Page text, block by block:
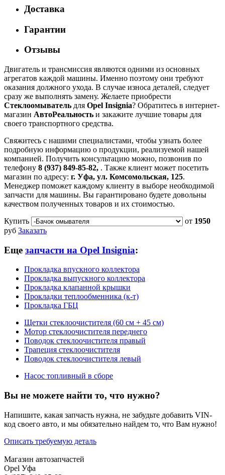
Доставка
Гарантии
Отзывы
Двигатель и трансмиссия являются одними из основных
агрегатов каждой машины. Именно поэтому они требуют
оказания должного ухода. В случае износа деталей, следует
сразу же выполнять замену. Желаете приобрести
Стеклоомыватель для Opel Insignia? Обратитесь в интернет-
магазин АвтоРеальность и закажите лучшие товары для
своего транспортного средства.
Свяжитесь с нашими специалистами, чтобы узнать более
подробную информацию о продукции, реализуемой нашей
компанией. Получить консультацию можно, позвонив по
телефону 8 (937) 849-85-82, . Также клиент может посетить
магазин по адресу: г. Уфа, ул. Комсомольская, 125.
Менеджер поможет каждому клиенту в выборе необходимой
запчасти для машины. Вы гарантировано будете довольны
качеством полученных товаров и их стоимостью.
Купить
от 1950
руб Заказать
Еще запчасти на Opel Insignia:
Прокладка впускного коллектора
Прокладка выпускного коллектора
Прокладка клапанной крышки
Прокладки теплообменника (к-т)
Прокладка ГБЦ
Щетки стеклоочистителя (60 см + 45 см)
Мотор стеклоочистителя переднего
Поводок стеклоочистителя правый
Трапеция стеклоочистителя
Поводок стеклоочистителя левый
Насос топливный в сборе
Вы не можете найти то, что нужно?
Напишите, какая запчасть нужна, не забудьте добавить VIN-
код своего авто, и мы обязательно найдем то, что Вам нужно!
Описать требуемую деталь
Магазин автозапчастей
Opel Уфа